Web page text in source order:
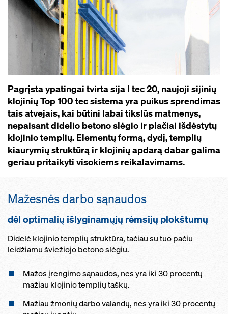
Pagrįsta ypatingai tvirta sija I tec 20, naujoji sijinių
klojinių Top 100 tec sistema yra puikus sprendimas
tais atvejais, kai būtini labai tikslūs matmenys,
nepaisant didelio betono slėgio ir plačiai išdėstytų
klojinio templių. Elementų formą, dydį, templių
kiaurymių struktūrą ir klojinių apdarą dabar galima
geriau pritaikyti visokiems reikalavimams.
Mažesnės darbo sąnaudos
dėl optimalių išlyginamųjų rėmsijų plokštumų
Didelė klojinio templių struktūra, tačiau su tuo pačiu
leidžiamu šviežiojo betono slėgiu.
Mažos įrengimo sąnaudos, nes yra iki 30 procentų
mažiau klojinio templių taškų.
Mažiau žmonių darbo valandų, nes yra iki 30 procentų